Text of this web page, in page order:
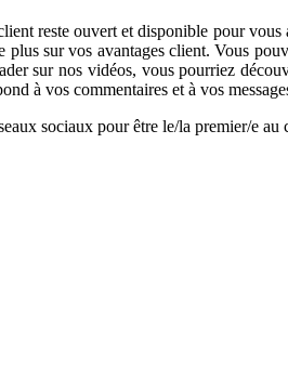
reste ouvert et disponible pour
sur vos avantages client. Vous
sur nos vidéos, vous pourriez
à vos commentaires et à vos
sociaux pour être le/la premier/e au